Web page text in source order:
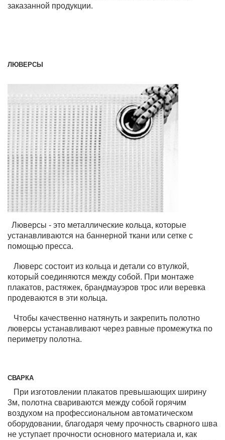
заказанной продукции.
ЛЮВЕРСЫ
Люверсы - это металлические кольца, которые
устанавливаются на баннерной ткани или сетке с
помощью пресса.
Люверс состоит из кольца и детали со втулкой,
который соединяются между собой. При монтаже
плакатов, растяжек, брандмауэров трос или веревка
продеваются в эти кольца.
Чтобы качественно натянуть и закрепить полотно
люверсы устанавливают через равные промежутка по
периметру полотна.
СВАРКА
При изготовлении плакатов превышающих ширину
3м, полотна свариваются между собой горячим
воздухом на профессиональном автоматическом
оборудовании, благодаря чему прочность сварного шва
не уступает прочности основного материала и, как